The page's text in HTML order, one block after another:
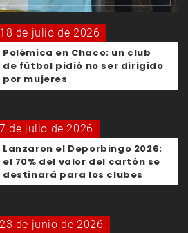
18 de julio de 2026
Polémica en Chaco: un club
de fútbol pidió no ser dirigido
por mujeres
7 de julio de 2026
Lanzaron el Deporbingo 2026:
el 70% del valor del cartón se
destinará para los clubes
23 de junio de 2026